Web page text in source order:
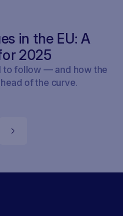
in the EU: A
2025
to follow — and how the
of the curve.